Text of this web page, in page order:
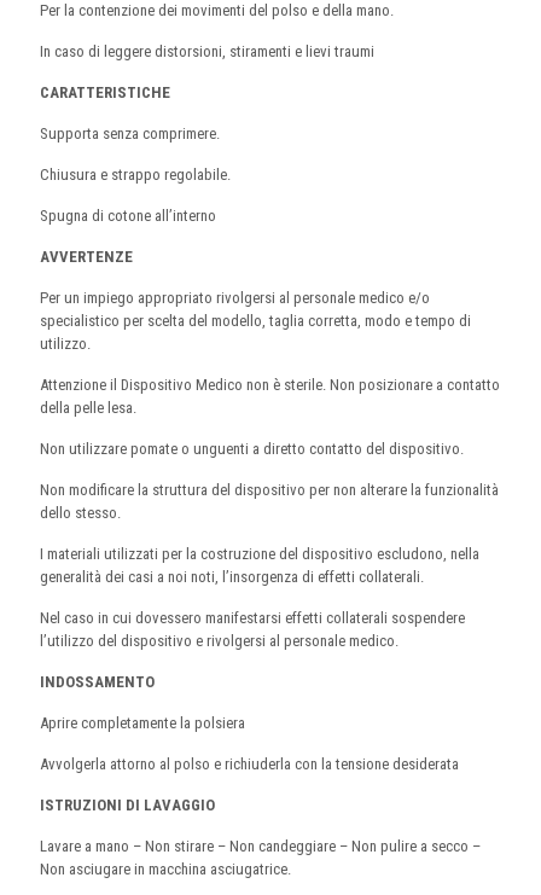
Per la contenzione dei movimenti del polso e della mano.
In caso di leggere distorsioni, stiramenti e lievi traumi
CARATTERISTICHE
Supporta senza comprimere.
Chiusura e strappo regolabile.
Spugna di cotone all’interno
AVVERTENZE
Per un impiego appropriato rivolgersi al personale medico e/o
specialistico per scelta del modello, taglia corretta, modo e tempo di
utilizzo.
Attenzione il Dispositivo Medico non è sterile. Non posizionare a contatto
della pelle lesa.
Non utilizzare pomate o unguenti a diretto contatto del dispositivo.
Non modificare la struttura del dispositivo per non alterare la funzionalità
dello stesso.
I materiali utilizzati per la costruzione del dispositivo escludono, nella
generalità dei casi a noi noti, l’insorgenza di effetti collaterali.
Nel caso in cui dovessero manifestarsi effetti collaterali sospendere
l’utilizzo del dispositivo e rivolgersi al personale medico.
INDOSSAMENTO
Aprire completamente la polsiera
Avvolgerla attorno al polso e richiuderla con la tensione desiderata
ISTRUZIONI DI LAVAGGIO
Lavare a mano – Non stirare – Non candeggiare – Non pulire a secco –
Non asciugare in macchina asciugatrice.